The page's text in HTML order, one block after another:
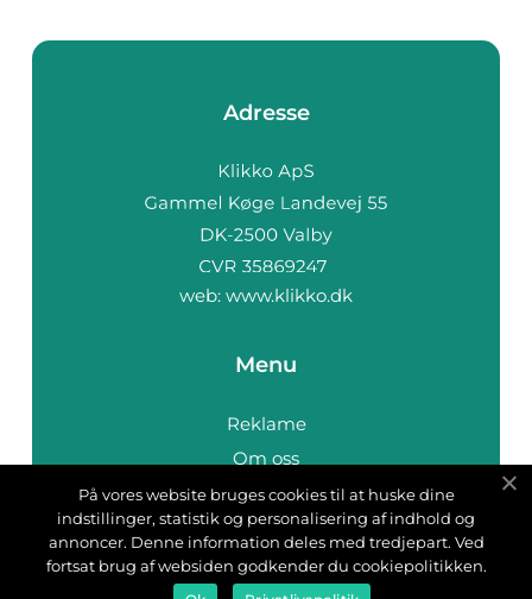
Adresse
web: www.klikko.dk
Menu
Reklame
Om oss
Cookies
Kontakt Oss
Sitemap
På vores website bruges cookies til at huske dine
indstillinger, statistik og personalisering af indhold og
annoncer. Denne information deles med tredjepart. Ved
fortsat brug af websiden godkender du cookiepolitikken.